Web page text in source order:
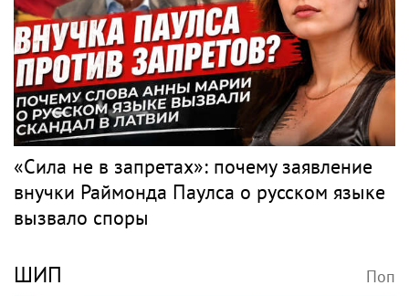
«Сила не в запретах»: почему заявление
внучки Раймонда Паулса о русском языке
вызвало споры
ШИП Поп